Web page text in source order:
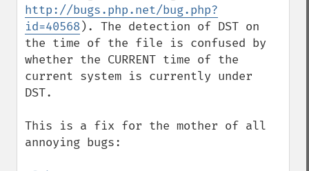
http://bugs.php.net/bug.php?
id=40568). The detection of DST on
the time of the file is confused by
whether the CURRENT time of the
current system is currently under
DST.
This is a fix for the mother of all
annoying bugs: